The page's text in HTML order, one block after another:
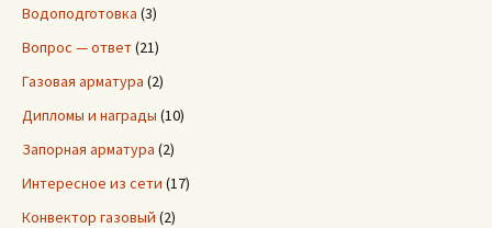
Водоподготовка (3)
Вопрос — ответ(21)
Газовая арматура (2)
Дипломы и награды (10)
Запорная арматура (2)
Интересное из сети (17)
Конвектор газовый (2)